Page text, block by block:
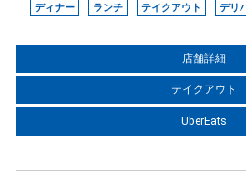
ディナー ランチ テイクアウト デリ
店舗詳細
テイクアウト
UberEats